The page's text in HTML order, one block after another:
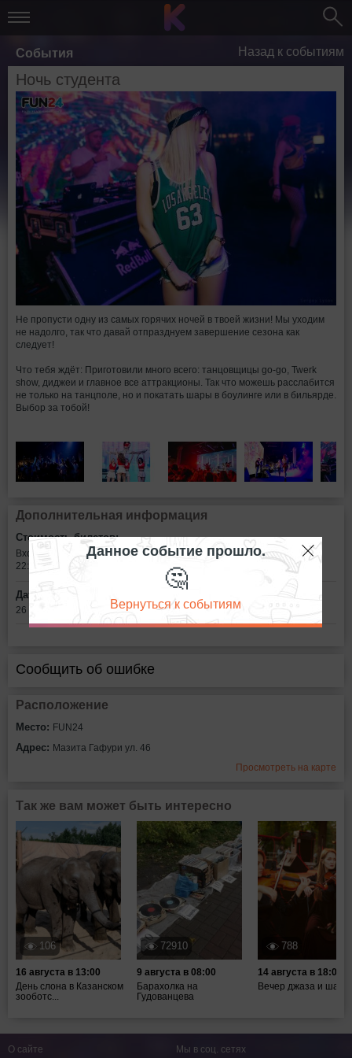
События Назад к событиям
Ночь студента
Не пропусти одну из самых горячих ночей в твоей жизни! Мы уходим
не надолго, так что давай отпразднуем завершение сезона как
следует!
Что тебя ждёт: Приготовили много всего: танцовщицы go-go, Twerk
show, диджеи и главное все аттракционы. Так что можешь расслабится
не только на танцполе, но и покатать шары в боулинге или в бильярде.
Выбор за тобой!
Дополнительная информация
Стоимость билетов:
Вход по студенческому, даже заочному, будет свободным с 21:00 до
22:00, после - 150 рублей.
Дата:
26 мая в 21:00
Сообщить об ошибке
Расположение
Место: FUN24
Адрес: Мазита Гафури ул. 46
Просмотреть на карте
Так же вам может быть интересно
106
16 августа в 13:00
День слона в Казанском
зооботс...
72910
9 августа в 08:00
Барахолка на
Гудованцева
788
14 августа в 18:00
Вечер джаза и
Данное событие прошло.
🤔
Вернуться к событиям
О сайте Мы в соц. сетях